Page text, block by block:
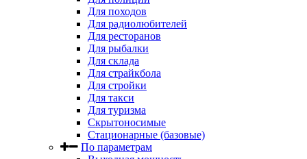
Для походов
Для радиолюбителей
Для ресторанов
Для рыбалки
Для склада
Для страйкбола
Для стройки
Для такси
Для туризма
Скрытоносимые
Стационарные (базовые)
По параметрам